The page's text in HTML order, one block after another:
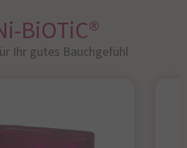
BiOTiC®
Ihr gutes Bauchgefühl​